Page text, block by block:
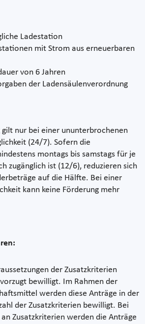
Ladestation
mit Strom aus erneuerbaren
von 6 Jahren
der Ladensäulenverordnung
gilt nur bei einer ununterbrochenen
(24/7). Sofern die
montags bis samstags für je
zugänglich ist (12/6), reduzieren sich
auf die Hälfte. Bei einer
kann keine Förderung mehr
der Zusatzkriterien
bewilligt. Im Rahmen der
werden diese Anträge in der
der Zusatzkriterien bewilligt. Bei
Zusatzkriterien werden die Anträge